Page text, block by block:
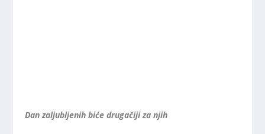
Dan zaljubljenih biće drugačiji za njih